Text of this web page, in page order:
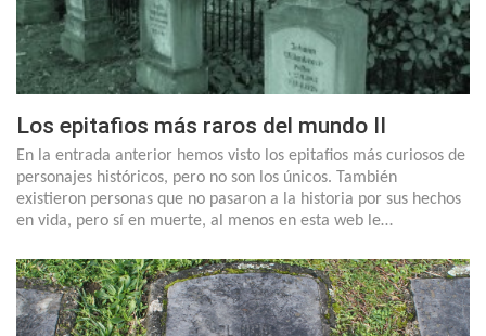
Los epitafios más raros del mundo II
En la entrada anterior hemos visto los epitafios más curiosos de
personajes históricos, pero no son los únicos. También
existieron personas que no pasaron a la historia por sus hechos
en vida, pero sí en muerte, al menos en esta web le…